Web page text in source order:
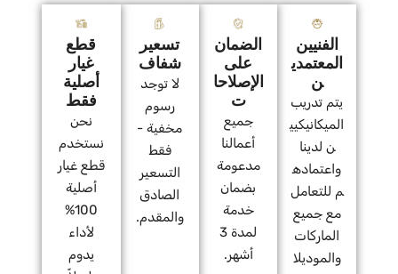
الفنيين
المعتمدي
ن
يتم تدريب
الميكانيكيي
ن لدينا
واعتماده
م للتعامل
مع جميع
الماركات
والموديلا
الضمان
على
الإصلاحا
ت
جميع
أعمالنا
مدعومة
بضمان
خدمة
لمدة 3
أشهر.
تسعير
شفاف
لا توجد
رسوم
مخفية -
فقط
التسعير
الصادق
والمقدم.
قطع
غيار
أصلية
فقط
نحن
نستخدم
قطع غيار
أصلية
100%
لأداء
يدوم